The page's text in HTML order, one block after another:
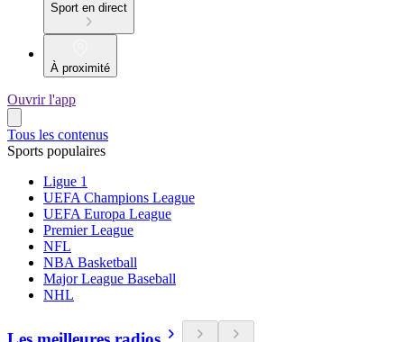
Sport en direct
À proximité
Ouvrir l'app
Tous les contenus
Sports populaires
Ligue 1
UEFA Champions League
UEFA Europa League
Premier League
NFL
NBA Basketball
Major League Baseball
NHL